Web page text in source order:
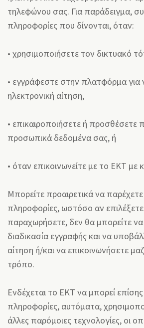
τηλεφώνου σας. Για παράδειγμα,
πληροφορίες που δίνονται, όταν:
• χρησιμοποιήσετε τον δικτυακό
• εγγράφεστε στην πλατφόρμα για
ηλεκτρονική αίτηση,
• επικαιροποιήσετε ή προσθέσετε
προσωπικά δεδομένα σας, ή
• όταν επικοινωνείτε με το ΕΚΤ με
Μπορείτε προαιρετικά να παρέχετε
πληροφορίες, ωστόσο αν επιλέξετε
παραχωρήσετε, δεν θα μπορείτε
διαδικασία εγγραφής και να
αίτηση ή/και να επικοινωνήσετε
τρόπο.
Ενδέχεται το ΕΚΤ να μπορεί
πληροφορίες, αυτόματα,
άλλες παρόμοιες τεχνολογίες, οι